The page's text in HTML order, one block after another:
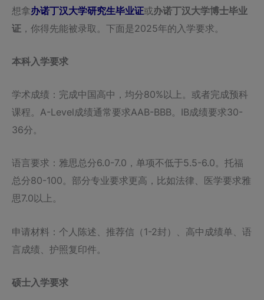
想拿办诺丁汉大学研究生毕业证或办诺丁汉大学博士毕业
证 ，你得先能被录取。下面是2025年的入学要求。
本科入学要求
学术成绩：完成中国高中，均分80%以上。或者完成预科
课程。A-Level成绩通常要求AAB-BBB。IB成绩要求30-
36分。
语言要求：雅思总分6.0-7.0，单项不低于5.5-6.0。托福
总分80-100。部分专业要求更高，比如法律、医学要求雅
思7.0以上。
申请材料：个人陈述、推荐信（1-2封）、高中成绩单、语
言成绩、护照复印件。
硕士入学要求